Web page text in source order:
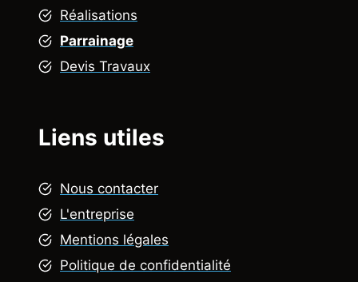
Réalisations
Parrainage
Devis Travaux
Liens utiles
Nous contacter
L'entreprise
Mentions légales
Politique de confidentialité